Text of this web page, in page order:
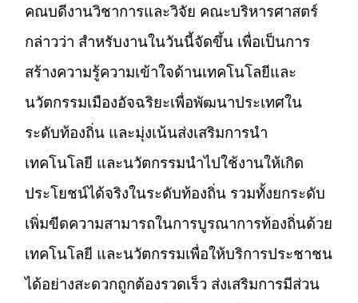
คณบดีงานวิชาการและวิจัย คณะบริหารศาสตร์
กล่าวว่า สำหรับงานในวันนี้จัดขึ้น เพื่อเป็นการ
สร้างความรู้ความเข้าใจด้านเทคโนโลยีและ
นวัตกรรมเมืองอัจฉริยะเพื่อพัฒนาประเทศใน
ระดับท้องถิ่น และมุ่งเน้นส่งเสริมการนำ
เทคโนโลยี และนวัตกรรมนำไปใช้งานให้เกิด
ประโยชน์ได้จริงในระดับท้องถิ่น รวมทั้งยกระดับ
เพิ่มขีดความสามารถในการบูรณาการท้องถิ่นด้วย
เทคโนโลยี และนวัตกรรมเพื่อให้บริการประชาชน
ได้อย่างสะดวกถูกต้องรวดเร็ว ส่งเสริมการมีส่วน